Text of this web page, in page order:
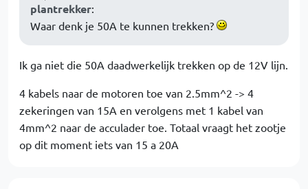
plantrekker:
Waar denk je 50A te kunnen trekken?
Ik ga niet die 50A daadwerkelijk trekken op de 12V lijn.
4 kabels naar de motoren toe van 2.5mm^2 -> 4
zekeringen van 15A en verolgens met 1 kabel van
4mm^2 naar de acculader toe. Totaal vraagt het zootje
op dit moment iets van 15 a 20A